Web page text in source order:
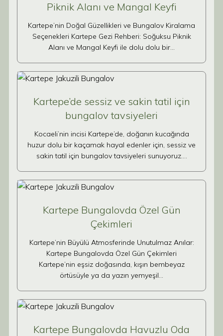
Piknik Alanı ve Mangal Keyfi
Kartepe’nin Doğal Güzellikleri ve Bungalov Kiralama
Seçenekleri Kartepe Gezi Rehberi: Soğuksu Piknik
Alanı ve Mangal Keyfi ile dolu dolu bir…
Kartepe’de sessiz ve sakin tatil için
bungalov tavsiyeleri
Kocaeli’nin incisi Kartepe’de, doğanın kucağında
huzur dolu bir kaçamak hayal edenler için, sessiz ve
sakin tatil için bungalov tavsiyeleri sunuyoruz.…
Kartepe Bungalovda Özel Gün
Çekimleri
Kartepe’nin Büyülü Atmosferinde Unutulmaz Anılar:
Kartepe Bungalovda Özel Gün Çekimleri
Kartepe’nin eşsiz doğasında, kışın bembeyaz
örtüsüyle ya da yazın yemyeşil…
Kartepe Bungalovda Havuzlu Oda